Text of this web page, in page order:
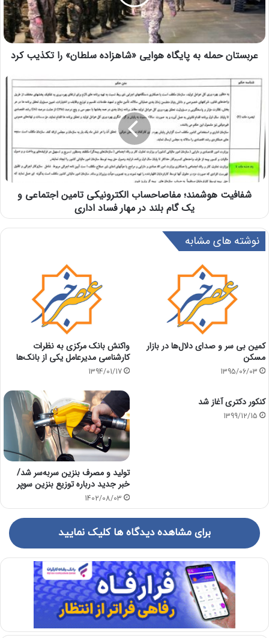
عربستان حمله به پایگاه هوایی «شاهزاده سلطان» را تکذیب کرد
شفافیت هوشمند؛ مفاصاحساب الکترونیکی تامین اجتماعی و
یک گام بلند در مهار فساد اداری
نوشته های مشابه
کمین بی سر و صدای دلال‌ها در بازار
مسکن
1395/06/03
واکنش بانک مرکزی به نظرات
کارشناسی مدیرعامل یکی از بانک‌ها
1394/01/17
کنکور دکتری آغاز شد
1399/12/15
تولید و مصرف بنزین سربه‌سر شد/
خبر جدید درباره توزیع بنزین سوپر
1402/08/03
برای مشاهده دیدگاه ها کلیک نمایید